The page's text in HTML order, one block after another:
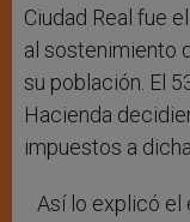
Ciudad Real fue
al sostenimiento
su población. El
Hacienda
impuestos a
Así lo explicó el